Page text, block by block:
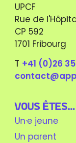
UPCF
Rue de
CP 592
1701 Fribourg
T +41 (0)26
Vous êtes...
Un·e jeune
Un parent